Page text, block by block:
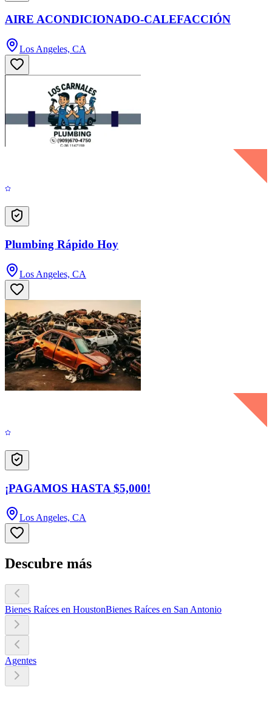
AIRE ACONDICIONADO-CALEFACCIÓN
Los Angeles, CA
Plumbing Rápido Hoy
Los Angeles, CA
¡PAGAMOS HASTA $5,000!
Los Angeles, CA
Descubre más
Bienes Raíces en HoustonBienes Raíces en San Antonio
Agentes